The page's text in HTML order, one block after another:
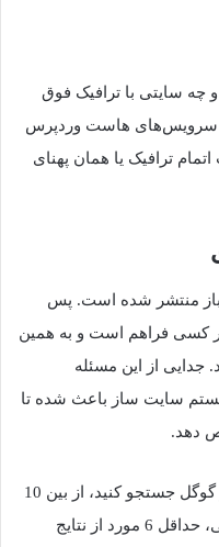
چه سایتی با ترافیک فوق
سرویس‌های هاست وردپرس
اتمام ترافیک یا همان پهنای
باز منتشر شده است. پس
کسی فراهم است و به همین
جدایی از این مسئله
سایت ساز باعث شده تا
دهد.
این روزها اگر در رابطه با موضوعی در گوگل جستجو کنید، از بین 10
نتیجه نمایش داده شده در صفحه اصلی، حداقل 6 مورد از نتایج